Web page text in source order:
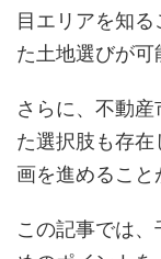
目エリアを知る
た土地選びが可
さらに、不動
た選択肢も存
画を進めること
この記事では